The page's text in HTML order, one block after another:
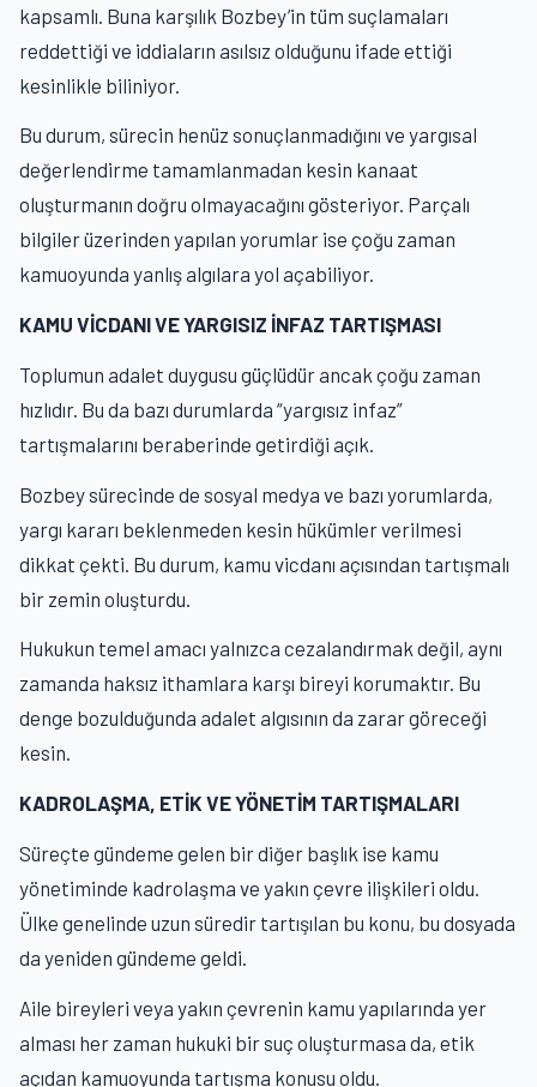
kapsamlı. Buna karşılık Bozbey’in tüm suçlamaları
reddettiği ve iddiaların asılsız olduğunu ifade ettiği
kesinlikle biliniyor.
Bu durum, sürecin henüz sonuçlanmadığını ve yargısal
değerlendirme tamamlanmadan kesin kanaat
oluşturmanın doğru olmayacağını gösteriyor. Parçalı
bilgiler üzerinden yapılan yorumlar ise çoğu zaman
kamuoyunda yanlış algılara yol açabiliyor.
KAMU VİCDANI VE YARGISIZ İNFAZ TARTIŞMASI
Toplumun adalet duygusu güçlüdür ancak çoğu zaman
hızlıdır. Bu da bazı durumlarda “yargısız infaz”
tartışmalarını beraberinde getirdiği açık.
Bozbey sürecinde de sosyal medya ve bazı yorumlarda,
yargı kararı beklenmeden kesin hükümler verilmesi
dikkat çekti. Bu durum, kamu vicdanı açısından tartışmalı
bir zemin oluşturdu.
Hukukun temel amacı yalnızca cezalandırmak değil, aynı
zamanda haksız ithamlara karşı bireyi korumaktır. Bu
denge bozulduğunda adalet algısının da zarar göreceği
kesin.
KADROLAŞMA, ETİK VE YÖNETİM TARTIŞMALARI
Süreçte gündeme gelen bir diğer başlık ise kamu
yönetiminde kadrolaşma ve yakın çevre ilişkileri oldu.
Ülke genelinde uzun süredir tartışılan bu konu, bu dosyada
da yeniden gündeme geldi.
Aile bireyleri veya yakın çevrenin kamu yapılarında yer
alması her zaman hukuki bir suç oluşturmasa da, etik
açıdan kamuoyunda tartışma konusu oldu.